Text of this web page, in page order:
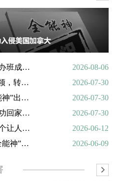
浙江义乌走读式关爱教育办班成功转化9名“全能神”“全范围教会”等邪教人员
2026-08-06
我妈妈是“全能神”地区带领，转化情况好转
2026-07-30
真的是激动，我把信“全能神”出走的老婆找了回来
2026-07-30
在联盟指导下寻找老婆成功回家回顾
2026-07-30
特别开心的和你们分享一个让人欣慰的好消息
2026-06-12
双向理解，让深陷七年“全能神”的母亲彻底醒悟
2026-06-09